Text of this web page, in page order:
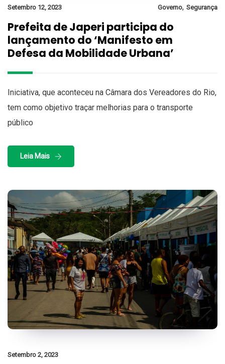
Setembro 12, 2023 Governo, Segurança
Prefeita de Japeri participa do
lançamento do ‘Manifesto em
Defesa da Mobilidade Urbana’
Iniciativa, que aconteceu na Câmara dos Vereadores do Rio,
tem como objetivo traçar melhorias para o transporte
público
Leia Mais
Setembro 2, 2023